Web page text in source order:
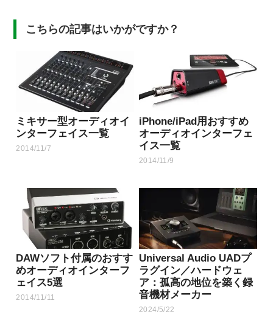
こちらの記事はいかがですか？
ミキサー型オーディオイ
ンターフェイス一覧
2014/11/7
iPhone/iPad用おすすめ
オーディオインターフェ
イス一覧
2014/11/9
DAWソフト付属のおすす
めオーディオインターフ
ェイス5選
2014/11/11
Universal Audio UADプ
ラグイン／ハードウェ
ア：孤高の地位を築く録
音機材メーカー
2024/5/22